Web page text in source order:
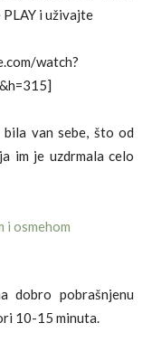
i uživajte
watch?
van sebe, što od
im je uzdrmala celo
dobro pobrašnjenu
10-15 minuta.